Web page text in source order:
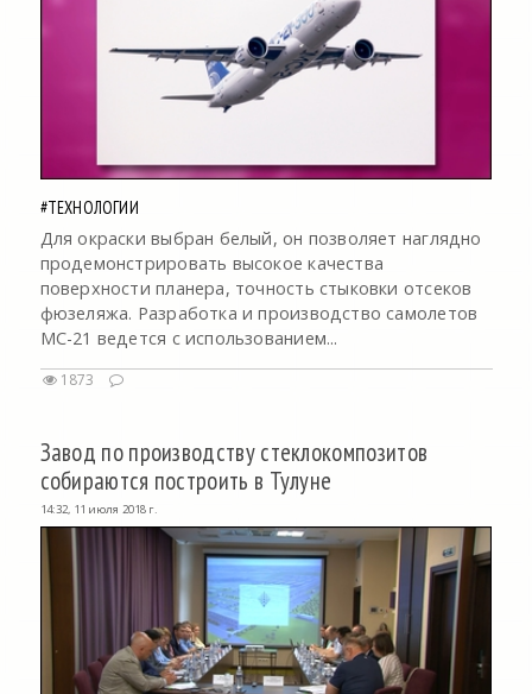
#ТЕХНОЛОГИИ
Для окраски выбран белый, он позволяет наглядно
продемонстрировать высокое качества
поверхности планера, точность стыковки отсеков
фюзеляжа. Разработка и производство самолетов
МС-21 ведется с использованием...
1873
Завод по производству стеклокомпозитов
собираются построить в Тулуне
14:32, 11 июля 2018 г.